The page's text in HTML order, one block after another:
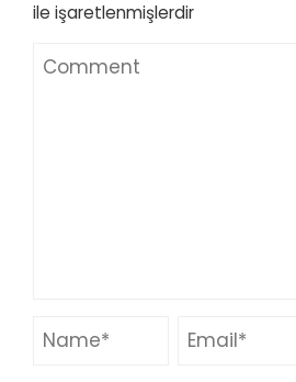
ile işaretlenmişlerdir